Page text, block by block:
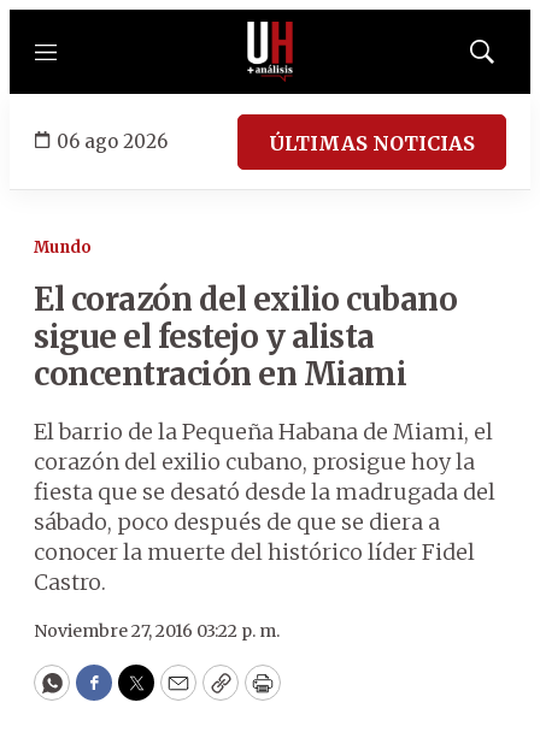
Menú
Mostrar
06 ago 2026 ÚLTIMAS NOTICIAS
Mundo
El corazón del exilio cubano
sigue el festejo y alista
concentración en Miami
El barrio de la Pequeña Habana de Miami, el
corazón del exilio cubano, prosigue hoy la
fiesta que se desató desde la madrugada del
sábado, poco después de que se diera a
conocer la muerte del histórico líder Fidel
Castro.
Noviembre 27, 2016 03:22 p. m.
WhatsApp
Facebook
Twitter
EmailCopyPrint